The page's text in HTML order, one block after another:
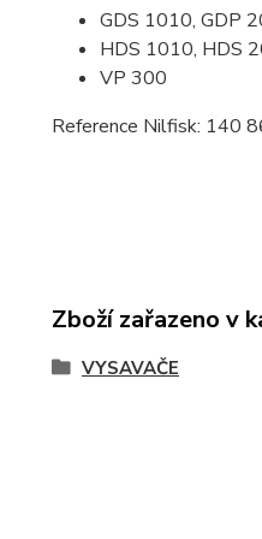
GDS 1010, GDP
HDS 1010, HDS
VP 300
Reference Nilfisk: 140
Zboží zařazeno v
VYSAVAČE